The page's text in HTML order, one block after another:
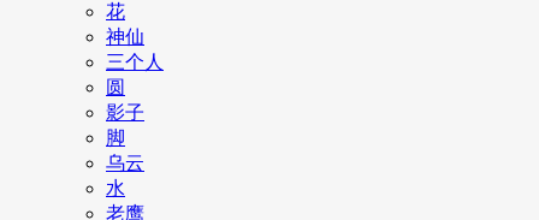
花
神仙
三个人
圆
影子
脚
乌云
水
老鹰